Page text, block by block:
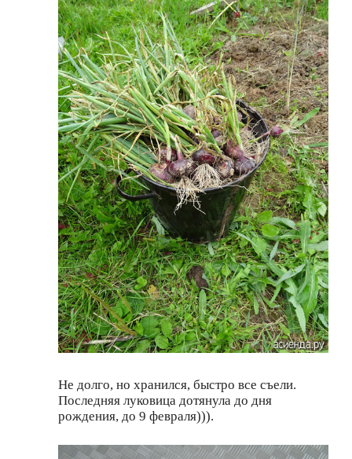
Не долго, но хранился, быстро все съели.
Последняя луковица дотянула до дня
рождения, до 9 февраля))).